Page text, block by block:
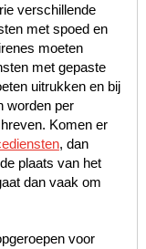
verschillende
met spoed en
moeten
met gepaste
uitrukken en bij
worden per
Komen er
, dan
plaats van het
dan vaak om
voor